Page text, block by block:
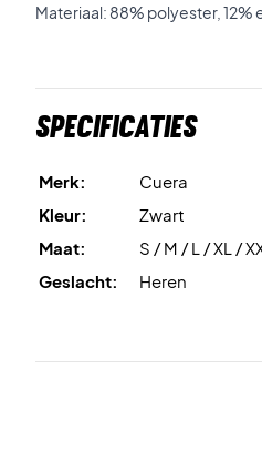
Materiaal: 88% polyester, 12%
Specificaties
Merk:
Cuera
Kleur:
Zwart
Maat:
S / M / L / XL /
Geslacht:
Heren